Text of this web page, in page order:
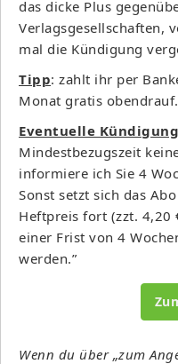
das dicke Plus
Verlagsgesellschaften,
mal die Kündigung
Tipp: zahlt ihr per
Monat gratis obendrauf.
Eventuelle
Mindestbezugszeit
informiere ich Sie 4
Sonst setzt sich das
Heftpreis fort (zzt. 4,20
einer Frist von 4
werden.”
Wenn du über „zum